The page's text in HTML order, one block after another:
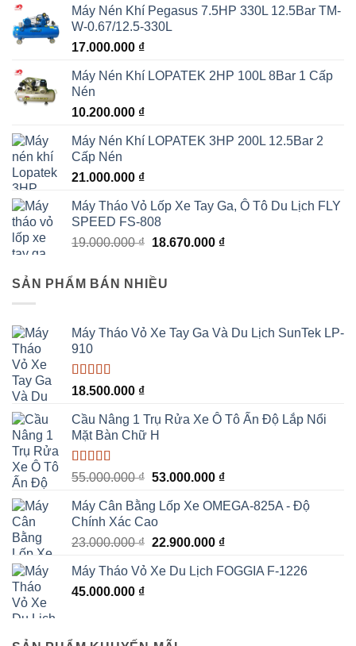
Máy Nén Khí Pegasus 7.5HP 330L 12.5Bar TM-
W-0.67/12.5-330L
17.000.000 ₫
Máy Nén Khí LOPATEK 2HP 100L 8Bar 1 Cấp
Nén
10.200.000 ₫
Máy Nén Khí LOPATEK 3HP 200L 12.5Bar 2
Cấp Nén
21.000.000 ₫
Máy Tháo Vỏ Lốp Xe Tay Ga, Ô Tô Du Lịch FLY
SPEED FS-808
19.000.000₫ Giá
là:
19.000.000 ₫.
18.670.000 ₫Giá
SẢN PHẨM BÁN NHIỀU
Máy Tháo Vỏ Xe Tay Ga Và Du Lịch SunTek LP-
910
Được xếp
sao
18.500.000 ₫
Cầu Nâng 1 Trụ Rửa Xe Ô Tô Ấn Độ Lắp Nổi
Mặt Bàn Chữ H
Được xếp
sao
55.000.000₫ Giá
là:
55.000.000 ₫.
53.000.000 ₫Giá
tại
53.000.000 ₫.
Máy Cân Bằng Lốp Xe OMEGA-825A - Độ
Chính Xác Cao
23.000.000₫ Giá
là:
22.900.000 ₫Giá
tại
Máy Tháo Vỏ Xe Du Lịch FOGGIA F-1226
45.000.000 ₫